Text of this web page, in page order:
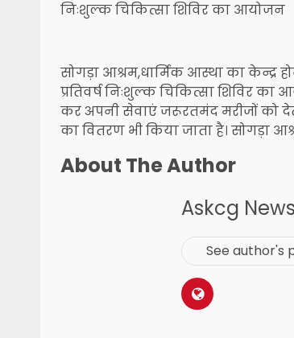
निःशुल्क चिकित्सा शिविर का आयोजन
सोगड़ा आश्रम,धार्मिक आस्था का केन्द्र
प्रतिवर्ष निःशुल्क चिकित्सा शिविर
कर अपनी सेवाएं जरूरतमंद मरीजों को
का वितरण भी किया जाता है। सोगड़ा
About The Author
Askcg News
See author's